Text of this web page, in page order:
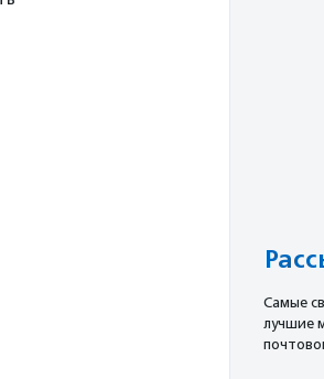
Cамые
лучшие